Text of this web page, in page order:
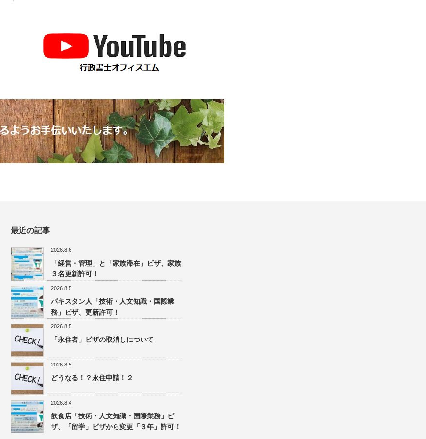
最近の記事
2026.8.6
「経営・管理」と「家族滞在」ビザ、家族
３名更新許可！
2026.8.5
パキスタン人「技術・人文知識・国際業
務」ビザ、更新許可！
2026.8.5
「永住者」ビザの取消しについて
2026.8.5
どうなる！？永住申請！２
2026.8.4
飲食店「技術・人文知識・国際業務」ビ
ザ、「留学」ビザから変更「３年」許可！